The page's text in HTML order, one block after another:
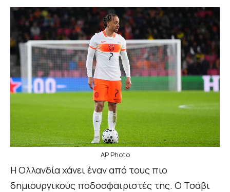
AP Photo
Η Ολλανδία χάνει έναν από τους πιο
δημιουργικούς ποδοσφαιριστές της. Ο Τσάβι